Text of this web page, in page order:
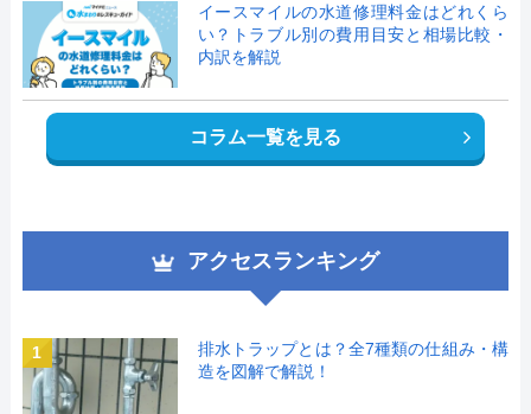
イースマイルの水道修理料金はどれくら
い？トラブル別の費用目安と相場比較・
内訳を解説
コラム一覧を見る
アクセスランキング
1
排水トラップとは？全7種類の仕組み・構
造を図解で解説！